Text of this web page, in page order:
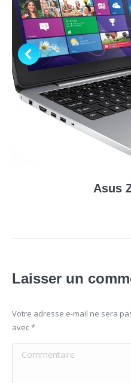
Asus
Laisser un
Votre adresse e-mail ne sera
avec*
Commentaire